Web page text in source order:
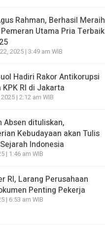
Rahman, Berhasil Meraih
Utama Pria Terbaik
2025 | 3:49 am WIB
Hadiri Rakor Antikorupsi
KPK RI di Jakarta
| 2:12 am WIB
Absen dituliskan,
Kebudayaan akan Tulis
Indonesia
| 1:46 am WIB
RI, Larang Perusahaan
Penting Pekerja
| 6:53 am WIB